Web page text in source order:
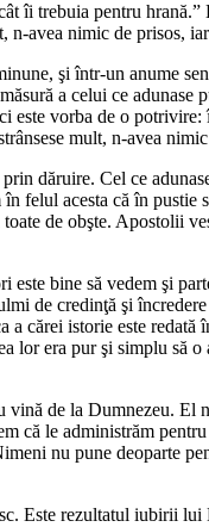
îi trebuia pentru
avea nimic de prisos,
şi într-un anume
a celui ce
vorba de o
mult, n-avea
dăruire. Cel ce
felul acesta că în
de obşte. Apostolii
bine să vedem şi
de credinţă şi
cărei istorie este
lor era pur şi simplu
de la Dumnezeu.
că le administrăm
nu pune deoparte
Este rezultatul iubirii